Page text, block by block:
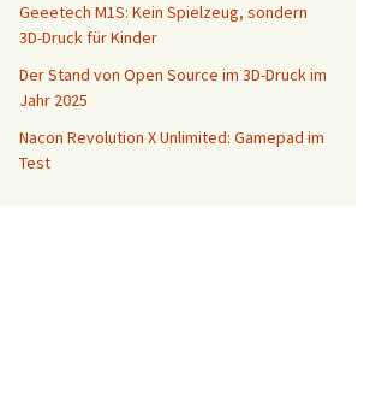
Geeetech M1S: Kein Spielzeug, sondern
3D-Druck für Kinder
Der Stand von Open Source im 3D-Druck im
Jahr 2025
Nacon Revolution X Unlimited: Gamepad im
Test